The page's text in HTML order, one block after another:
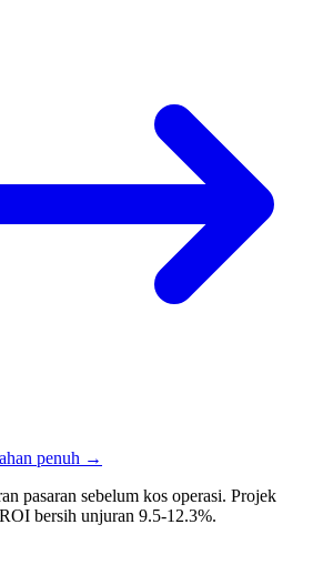
penuh →
pasaran sebelum kos operasi. Projek
bersih unjuran 9.5-12.3%.